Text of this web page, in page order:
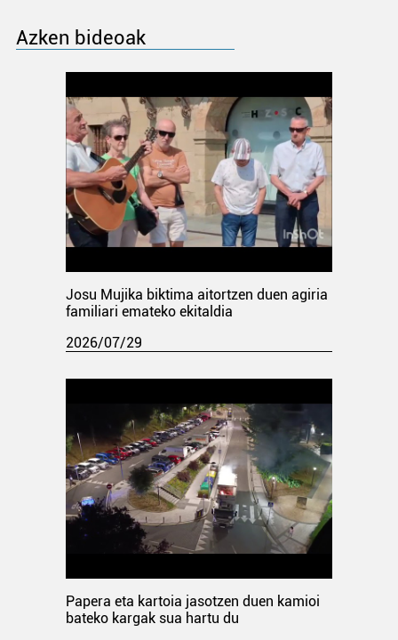
Azken bideoak
Josu Mujika biktima aitortzen duen agiria
familiari emateko ekitaldia
2026/07/29
Papera eta kartoia jasotzen duen kamioi
bateko kargak sua hartu du